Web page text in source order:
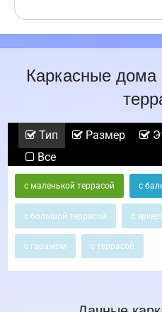
Каркасные дома
Тип Размер
Все
с маленькой террасой с
с большой террасой с
с гаражом с террасой